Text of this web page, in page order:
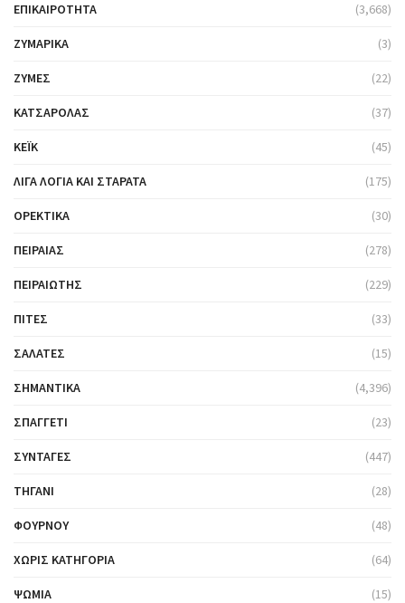
ΕΠΙΚΑΙΡΌΤΗΤΑ (3,668)
ΖΥΜΑΡΙΚΆ (3)
ΖΎΜΕΣ (22)
ΚΑΤΣΑΡΌΛΑΣ (37)
ΚΈΙΚ (45)
ΛΊΓΑ ΛΌΓΙΑ ΚΑΙ ΣΤΑΡΆΤΑ (175)
ΟΡΕΚΤΙΚΆ (30)
ΠΕΙΡΑΙΆΣ (278)
ΠΕΙΡΑΙΏΤΗΣ (229)
ΠΊΤΕΣ (33)
ΣΑΛΆΤΕΣ (15)
ΣΗΜΑΝΤΙΚΆ (4,396)
ΣΠΑΓΓΈΤΙ (23)
ΣΥΝΤΑΓΈΣ (447)
ΤΗΓΆΝΙ (28)
ΦΟΎΡΝΟΥ (48)
ΧΩΡΊΣ ΚΑΤΗΓΟΡΊΑ (64)
ΨΩΜΙΆ (15)